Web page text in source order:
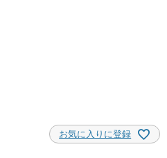
お気に入りに登録